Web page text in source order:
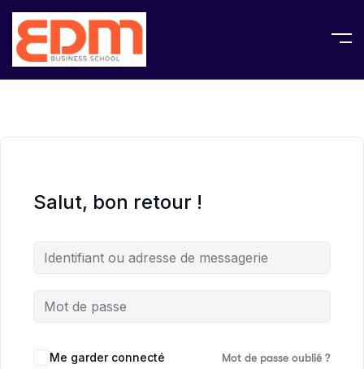
Salut, bon retour !
Me garder connecté Mot de passe oublié ?